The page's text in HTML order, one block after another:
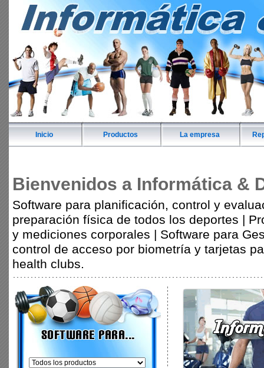
Inicio Productos La empresa
Bienvenidos a Informática &
Software para planificación, control y
preparación física de todos los deportes |
y mediciones corporales | Software para
control de acceso por biometría y tarjetas
health clubs.